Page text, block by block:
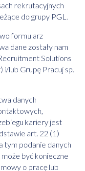
rekrutacyjnych
do grupy PGL.
formularz
dane zostały nam
Solutions
i/lub Grupę Pracuj sp.
danych
kariery jest
art. 22 (1)
tym podanie danych
być konieczne
o pracę lub